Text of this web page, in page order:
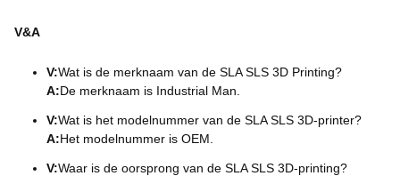
V&A
V:Wat is de merknaam van de SLA SLS 3D Printing?
A:De merknaam is Industrial Man.
V:Wat is het modelnummer van de SLA SLS 3D-printer?
A:Het modelnummer is OEM.
V:Waar is de oorsprong van de SLA SLS 3D-printing?